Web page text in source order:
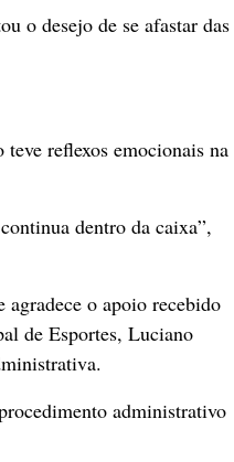
o desejo de se afastar das
reflexos emocionais na
dentro da caixa”,
o apoio recebido
de Esportes, Luciano
administrativo